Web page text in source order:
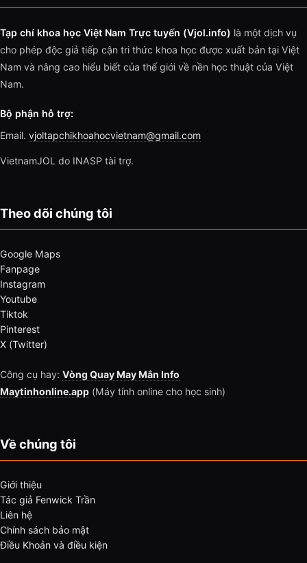
Tạp chí khoa học Việt Nam Trực tuyến (Vjol.info) là một dịch vụ
cho phép độc giả tiếp cận tri thức khoa học được xuất bản tại Việt
Nam và nâng cao hiểu biết của thế giới về nền học thuật của Việt
Nam.
Bộ phận hỗ trợ:
Email. vjoltapchikhoahocvietnam@gmail.com
VietnamJOL do INASP tài trợ.
Theo dõi chúng tôi
Google Maps
Fanpage
Instagram
Youtube
Tiktok
Pinterest
X (Twitter)
Công cụ hay: Vòng Quay May Mắn Info
Maytinhonline.app (Máy tính online cho học sinh)
Về chúng tôi
Giới thiệu
Tác giả Fenwick Trần
Liên hệ
Chính sách bảo mật
Điều Khoản và điều kiện